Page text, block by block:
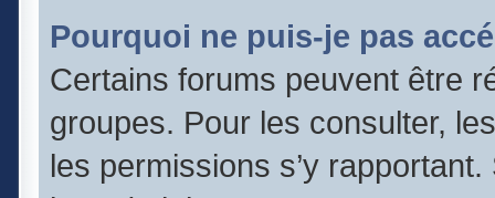
Pourquoi ne puis-je pas
Certains forums peuvent être
groupes. Pour les consulter,
les permissions s’y